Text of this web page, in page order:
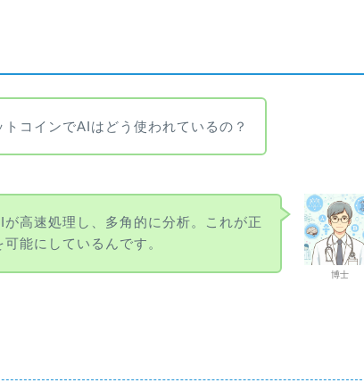
コインでAIはどう使われているの？
博士
高速処理し、多角的に分析。これが正
能にしているんです。